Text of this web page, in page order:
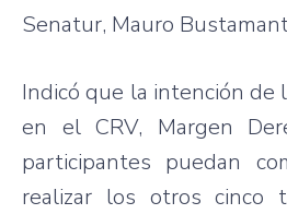
Senatur, Mauro
Indicó que la intención de
en el CRV, Margen
participantes puedan
realizar los otros cinco